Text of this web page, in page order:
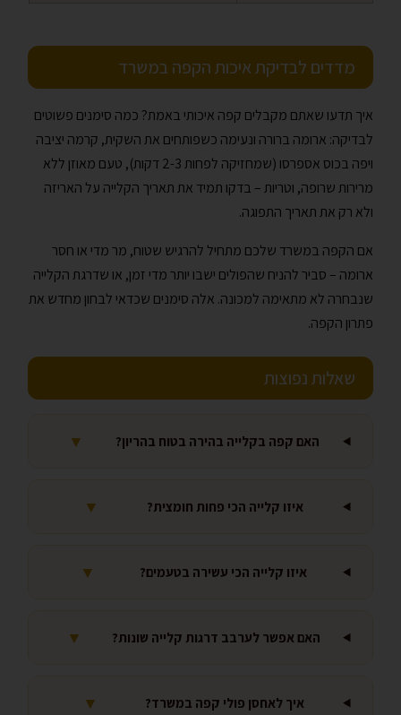
מדדים לבדיקת איכות הקפה במשרד
איך תדעו שאתם מקבלים קפה איכותי באמת? כמה סימנים פשוטים
לבדיקה: ארומה ברורה ונעימה כשפותחים את השקית, קרמה יציבה
ויפה בכוס אספרסו (שמחזיקה לפחות 2-3 דקות), טעם מאוזן ללא
מרירות שרופה, וטריות – בדקו תמיד את תאריך הקלייה על האריזה
ולא רק את תאריך התפוגה.
אם הקפה במשרד שלכם מתחיל להרגיש שטוח, מר מדי או חסר
ארומה – סביר להניח שהפולים ישבו יותר מדי זמן, או שדרגת הקלייה
שנבחרה לא מתאימה למכונה. אלה סימנים שכדאי לבחון מחדש את
פתרון הקפה.
שאלות נפוצות
האם קפה בקלייה בהירה בטוח בהריון? ▼
איזו קלייה הכי פחות חומצית? ▼
איזו קלייה הכי עשירה בטעמים? ▼
האם אפשר לערבב דרגות קלייה שונות? ▼
איך לאחסן פולי קפה במשרד? ▼